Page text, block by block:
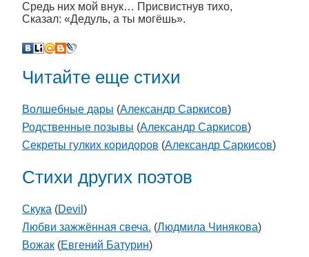
Средь них мой внук… Присвистнув тихо,
Сказал: «Дедуль, а ты могёшь».
Читайте еще стихи
Волшебные дары (Александр Саркисов)
Родственные позывы (Александр Саркисов)
Секреты гулких коридоров (Александр Саркисов)
Стихи других поэтов
Скука (Devil )
Любви зажжённая свеча. (Людмила Чинякова)
Вожак (Евгений Батурин)